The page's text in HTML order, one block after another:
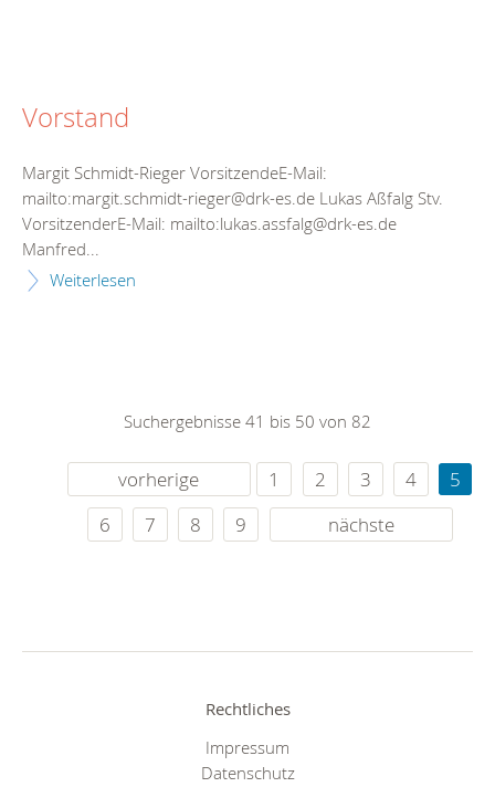
Vorstand
Margit Schmidt-Rieger VorsitzendeE-Mail:
mailto:margit.schmidt-rieger@drk-es.de Lukas Aßfalg Stv.
VorsitzenderE-Mail: mailto:lukas.assfalg@drk-es.de
Manfred...
Weiterlesen
Suchergebnisse 41 bis 50 von 82
vorherige 1 2 3 4
5
6
7 8 9 nächste
Rechtliches
Impressum
Datenschutz